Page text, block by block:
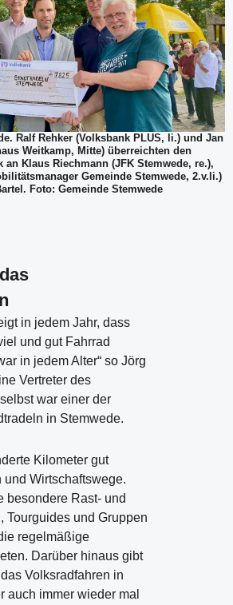
Ralf Rehker (Volksbank PLUS, li.) und Jan
Weitkamp, Mitte) überreichten den
Klaus Riechmann (JFK Stemwede, re.),
Gemeinde Stemwede, 2.v.li.)
Foto: Gemeinde Stemwede
in jedem Jahr, dass
und gut Fahrrad
in jedem Alter“ so Jörg
Vertreter des
war einer der
in Stemwede.
Kilometer gut
und Wirtschaftswege.
besondere Rast- und
Tourguides und Gruppen
regelmäßige
Darüber hinaus gibt
Volksradfahren in
auch immer wieder mal